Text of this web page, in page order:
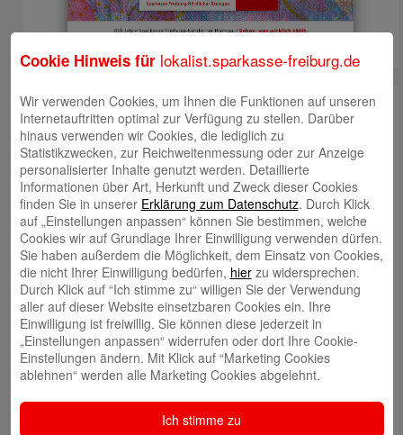
Newsroom
Cookie Hinweis für lokalist.sparkasse-freiburg.de
Wir verwenden Cookies, um Ihnen die Funktionen auf unseren
Internetauftritten optimal zur Verfügung zu stellen. Darüber
hinaus verwenden wir Cookies, die lediglich zu
Statistikzwecken, zur Reichweitenmessung oder zur Anzeige
personalisierter Inhalte genutzt werden. Detaillierte
Informationen über Art, Herkunft und Zweck dieser Cookies
finden Sie in unserer Erklärung zum Datenschutz. Durch Klick
auf „Einstellungen anpassen“ können Sie bestimmen, welche
Cookies wir auf Grundlage Ihrer Einwilligung verwenden dürfen.
Sie haben außerdem die Möglichkeit, dem Einsatz von Cookies,
die nicht Ihrer Einwilligung bedürfen, hierzu widersprechen.
Durch Klick auf “Ich stimme zu“ willigen Sie der Verwendung
aller auf dieser Website einsetzbaren Cookies ein. Ihre
Einwilligung ist freiwillig. Sie können diese jederzeit in
„Einstellungen anpassen“ widerrufen oder dort Ihre Cookie-
Einstellungen ändern. Mit Klick auf “Marketing Cookies
ablehnen“ werden alle Marketing Cookies abgelehnt.
Ich stimme zu